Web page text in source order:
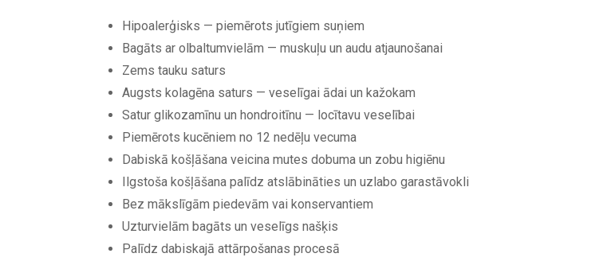
Hipoalerģisks — piemērots jutīgiem suņiem
Bagāts ar olbaltumvielām — muskuļu un audu atjaunošanai
Zems tauku saturs
Augsts kolagēna saturs — veselīgai ādai un kažokam
Satur glikozamīnu un hondroitīnu — locītavu veselībai
Piemērots kucēniem no 12 nedēļu vecuma
Dabiskā košļāšana veicina mutes dobuma un zobu higiēnu
Ilgstoša košļāšana palīdz atslābināties un uzlabo garastāvokli
Bez mākslīgām piedevām vai konservantiem
Uzturvielām bagāts un veselīgs našķis
Palīdz dabiskajā attārpošanas procesā